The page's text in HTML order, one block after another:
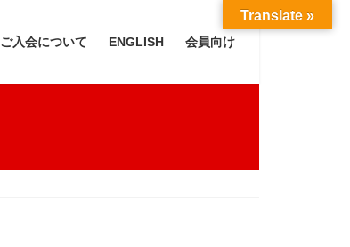
ご入会について ENGLISH 会員向け
Translate »